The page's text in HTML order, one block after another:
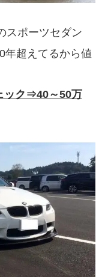
スポーツセダン
超えてるから値
ック⇒40～50万